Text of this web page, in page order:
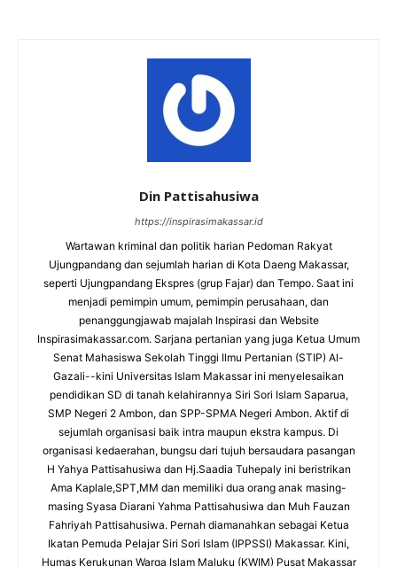
Din Pattisahusiwa
https://inspirasimakassar.id
Wartawan kriminal dan politik harian Pedoman Rakyat
Ujungpandang dan sejumlah harian di Kota Daeng Makassar,
seperti Ujungpandang Ekspres (grup Fajar) dan Tempo. Saat ini
menjadi pemimpin umum, pemimpin perusahaan, dan
penanggungjawab majalah Inspirasi dan Website
Inspirasimakassar.com. Sarjana pertanian yang juga Ketua Umum
Senat Mahasiswa Sekolah Tinggi Ilmu Pertanian (STIP) Al-
Gazali--kini Universitas Islam Makassar ini menyelesaikan
pendidikan SD di tanah kelahirannya Siri Sori Islam Saparua,
SMP Negeri 2 Ambon, dan SPP-SPMA Negeri Ambon. Aktif di
sejumlah organisasi baik intra maupun ekstra kampus. Di
organisasi kedaerahan, bungsu dari tujuh bersaudara pasangan
H Yahya Pattisahusiwa dan Hj.Saadia Tuhepaly ini beristrikan
Ama Kaplale,SPT,MM dan memiliki dua orang anak masing-
masing Syasa Diarani Yahma Pattisahusiwa dan Muh Fauzan
Fahriyah Pattisahusiwa. Pernah diamanahkan sebagai Ketua
Ikatan Pemuda Pelajar Siri Sori Islam (IPPSSI) Makassar. Kini,
Humas Kerukunan Warga Islam Maluku (KWIM) Pusat Makassar